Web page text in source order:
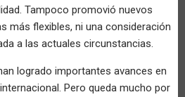
Tampoco promovió nuevos
más flexibles, ni una consideración
a las actuales circunstancias.
logrado importantes avances en
Pero queda mucho por